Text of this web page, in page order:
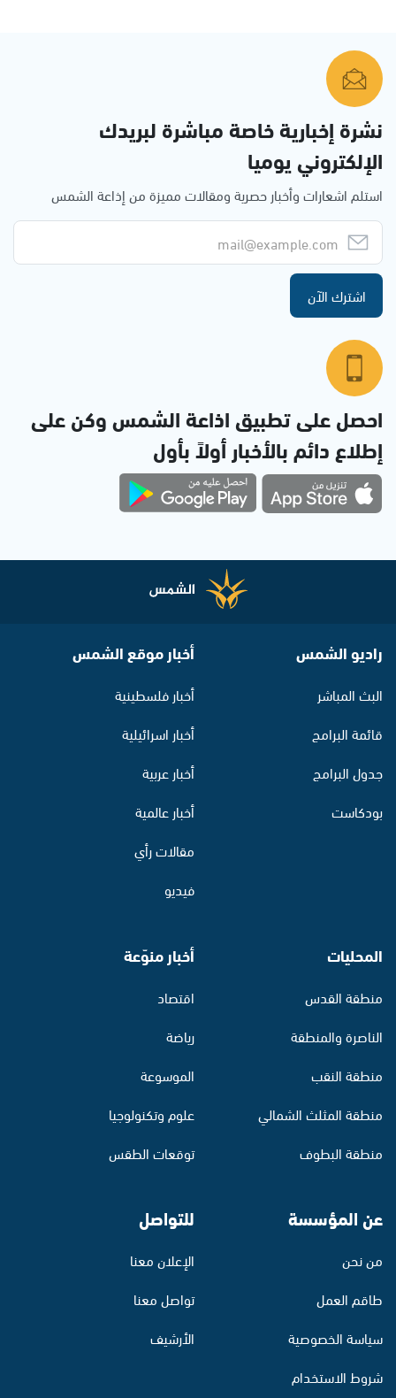
نشرة إخبارية خاصة مباشرة لبريدك
الإلكتروني يوميا
استلم اشعارات وأخبار حصرية ومقالات مميزة من إذاعة الشمس
اشترك الآن
احصل على تطبيق اذاعة الشمس وكن على
إطلاع دائم بالأخبار أولاً بأول
راديو الشمس
البث المباشر
قائمة البرامج
جدول البرامج
بودكاست
أخبار موقع الشمس
أخبار فلسطينية
أخبار اسرائيلية
أخبار عربية
أخبار عالمية
مقالات رأي
فيديو
المحليات
منطقة القدس
الناصرة والمنطقة
منطقة النقب
منطقة المثلث الشمالي
منطقة البطوف
أخبار منوّعة
اقتصاد
رياضة
الموسوعة
علوم وتكنولوجيا
توقعات الطقس
عن المؤسسة
من نحن
طاقم العمل
سياسة الخصوصية
شروط الاستخدام
للتواصل
الإعلان معنا
تواصل معنا
الأرشيف